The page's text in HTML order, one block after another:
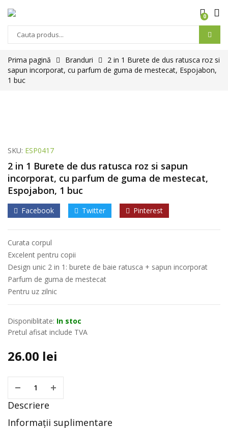
0
Prima pagină Branduri
2 in 1 Burete de dus ratusca roz si
sapun incorporat, cu parfum de guma de mestecat, Espojabon,
1 buc
SKU: ESP0417
2 in 1 Burete de dus ratusca roz si sapun
incorporat, cu parfum de guma de mestecat,
Espojabon, 1 buc
Facebook Twitter Pinterest
Curata corpul
Excelent pentru copii
Design unic 2 in 1: burete de baie ratusca + sapun incorporat
Parfum de guma de mestecat
Pentru uz zilnic
Disponiblitate: In stoc
Pretul afisat include TVA
26.00 lei
Descriere
Informații suplimentare